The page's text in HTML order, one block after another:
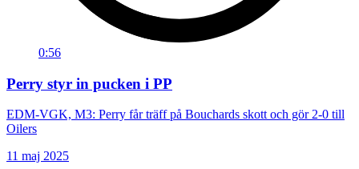
0:56
Perry styr in pucken i PP
EDM-VGK, M3: Perry får träff på Bouchards skott och gör 2-0 till
Oilers
11 maj 2025